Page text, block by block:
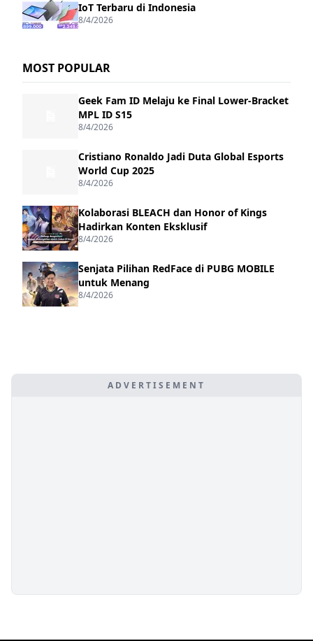
IoT Terbaru di Indonesia
8/4/2026
MOST POPULAR
Geek Fam ID Melaju ke Final Lower-Bracket
MPL ID S15
8/4/2026
Cristiano Ronaldo Jadi Duta Global Esports
World Cup 2025
8/4/2026
Kolaborasi BLEACH dan Honor of Kings
Hadirkan Konten Eksklusif
8/4/2026
Senjata Pilihan RedFace di PUBG MOBILE
untuk Menang
8/4/2026
ADVERTISEMENT